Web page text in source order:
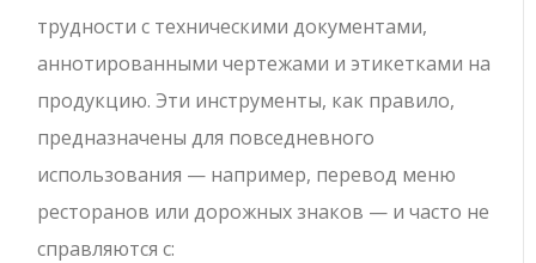
трудности с техническими документами,
аннотированными чертежами и этикетками на
продукцию. Эти инструменты, как правило,
предназначены для повседневного
использования — например, перевод меню
ресторанов или дорожных знаков — и часто не
справляются с: